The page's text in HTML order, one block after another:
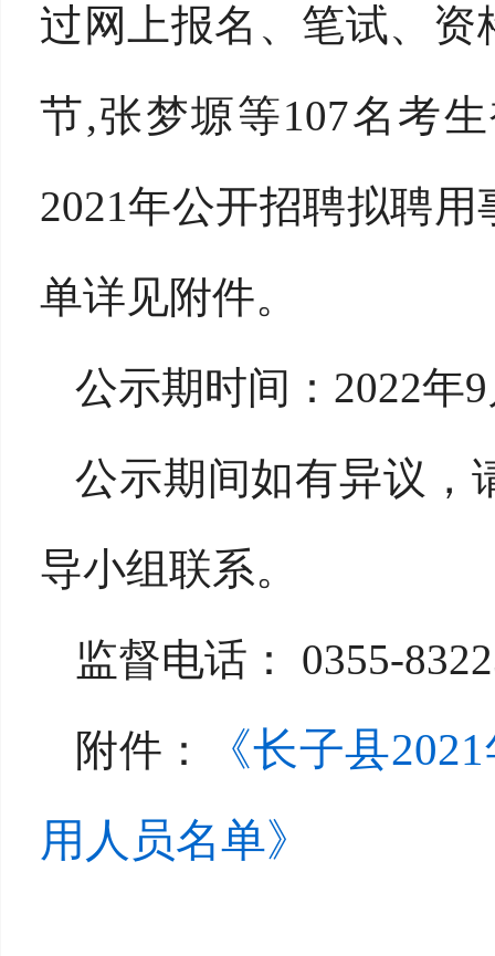
过网上报名、笔试、
节,张梦塬等107名考
2021年公开招聘拟聘
单详见附件。
公示期时间：2022年
公示期间如有异议，
导小组联系。
监督电话： 0355-
附件：
《长子县
用人员名单》